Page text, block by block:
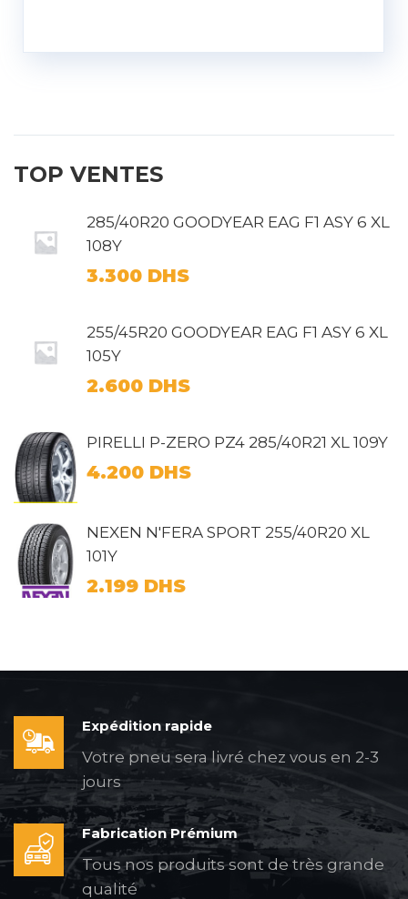
TOP VENTES
285/40R20 GOODYEAR EAG F1 ASY 6 XL
108Y
3.300 DHS
255/45R20 GOODYEAR EAG F1 ASY 6 XL
105Y
2.600 DHS
PIRELLI P-ZERO PZ4 285/40R21 XL 109Y
4.200 DHS
NEXEN N'FERA SPORT 255/40R20 XL
101Y
2.199 DHS
Expédition rapide
Votre pneu sera livré chez vous en 2-3
jours
Fabrication Prémium
Tous nos produits sont de très grande
qualité